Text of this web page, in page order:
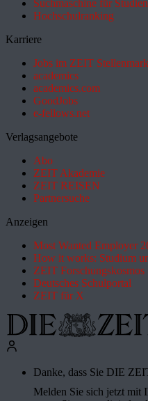
Suchmaschine für
Hochschulranking
Karriere
Jobs im ZEIT
academics
academics.com
GoodJobs
e-fellows.net
Verlagsangebote
Abo
ZEIT Akademie
ZEIT REISEN
Partnersuche
Anzeigen
Most Wanted Employer
How it works: Studium
ZEIT Forschungskosmos
Deutsches Schulportal
ZEIT für X
Danke, dass Sie DIE
Melden Sie sich jetzt mit